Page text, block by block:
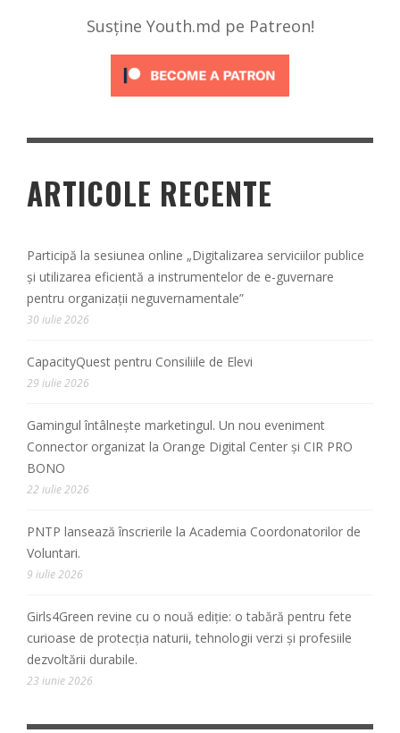
Susține Youth.md pe Patreon!
ARTICOLE RECENTE
Participă la sesiunea online „Digitalizarea serviciilor publice
și utilizarea eficientă a instrumentelor de e-guvernare
pentru organizații neguvernamentale”
30 iulie 2026
CapacityQuest pentru Consiliile de Elevi
29 iulie 2026
Gamingul întâlnește marketingul. Un nou eveniment
Connector organizat la Orange Digital Center și CIR PRO
BONO
22 iulie 2026
PNTP lansează înscrierile la Academia Coordonatorilor de
Voluntari.
9 iulie 2026
Girls4Green revine cu o nouă ediție: o tabără pentru fete
curioase de protecția naturii, tehnologii verzi și profesiile
dezvoltării durabile.
23 iunie 2026